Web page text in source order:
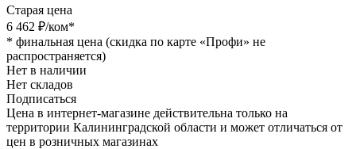
Старая цена
6 462 ₽/ком*
* финальная цена (скидка по карте «Профи» не
распространяется)
Нет в наличии
Нет складов
Подписаться
Цена в интернет-магазине действительна только на
территории Калининградской области и может отличаться от
цен в розничных магазинах